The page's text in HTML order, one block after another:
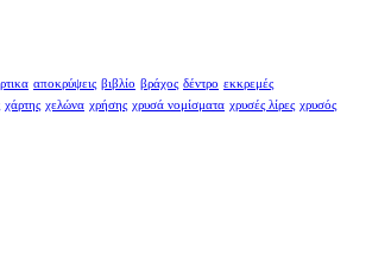
αποκρύψεις βιβλίο βράχος δέντρο εκκρεμές
χάρτης χελώνα χρήσης χρυσά νομίσματα χρυσές λίρες χρυσός